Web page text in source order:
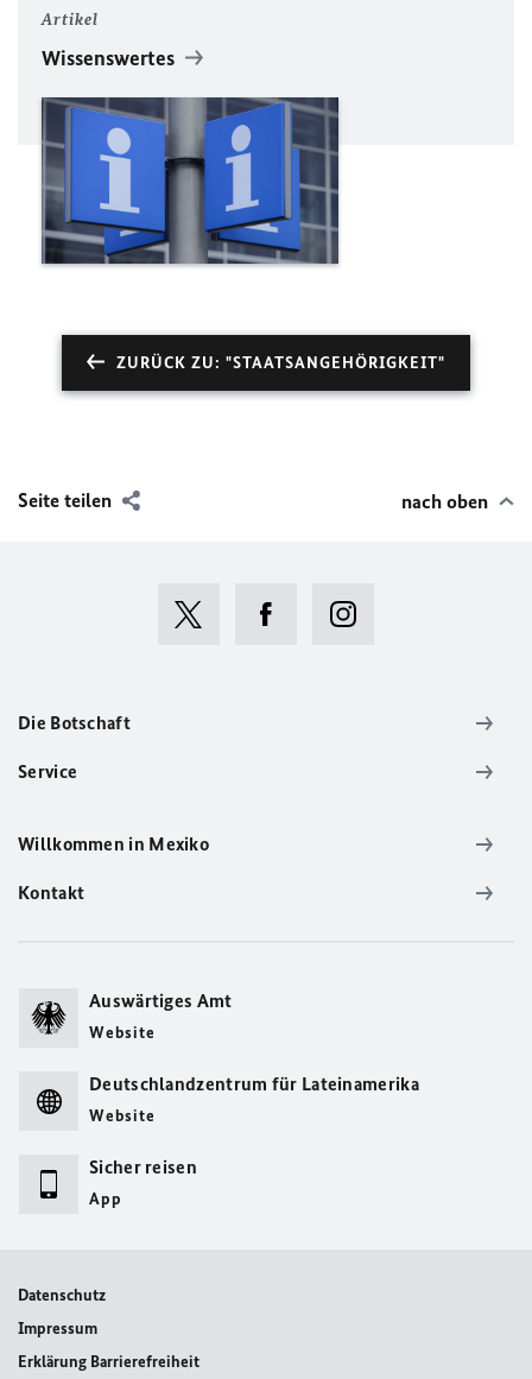
Artikel
Wissenswertes
ZURÜCK ZU: "STAATSANGEHÖRIGKEIT"
Seite teilen nach oben
Die Botschaft
Service
Willkommen in Mexiko
Kontakt
Auswärtiges Amt
Website
Deutschlandzentrum für Lateinamerika
Website
Sicher reisen
App
Datenschutz
Impressum
Erklärung Barrierefreiheit